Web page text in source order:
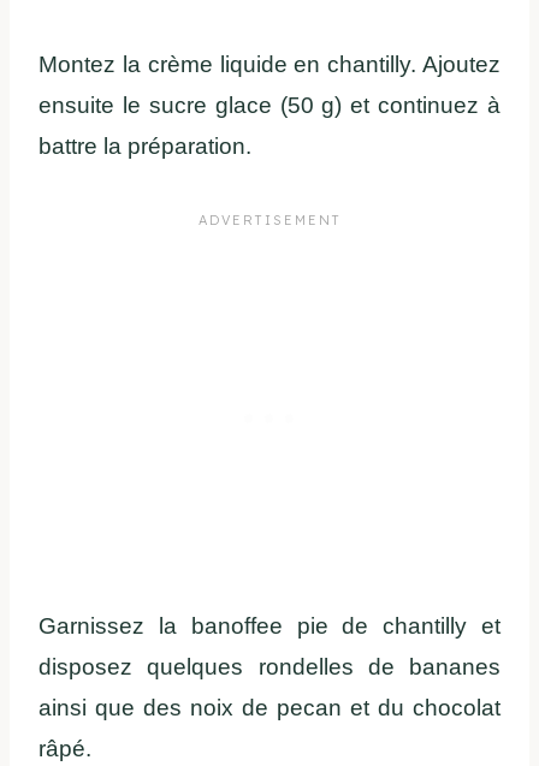
Montez la crème liquide en chantilly. Ajoutez
ensuite le sucre glace (50 g) et continuez à
battre la préparation.
Garnissez la banoffee pie de chantilly et
disposez quelques rondelles de bananes
ainsi que des noix de pecan et du chocolat
râpé.